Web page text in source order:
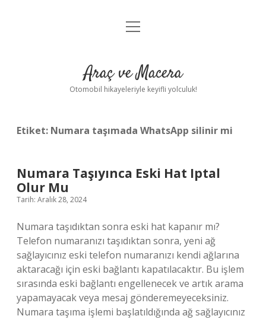
Anasayfa
Yasal Uyarı
menüyü
Araç ve Macera
Otomobil hikayeleriyle keyifli yolculuk!
Etiket: Numara taşımada WhatsApp silinir mi
Numara Taşıyınca Eski Hat Iptal
Olur Mu
Tarih: Aralık 28, 2024
Numara taşıdıktan sonra eski hat kapanır mı?
Telefon numaranızı taşıdıktan sonra, yeni ağ
sağlayıcınız eski telefon numaranızı kendi ağlarına
aktaracağı için eski bağlantı kapatılacaktır. Bu işlem
sırasında eski bağlantı engellenecek ve artık arama
yapamayacak veya mesaj gönderemeyeceksiniz.
Numara taşıma işlemi başlatıldığında ağ sağlayıcınız